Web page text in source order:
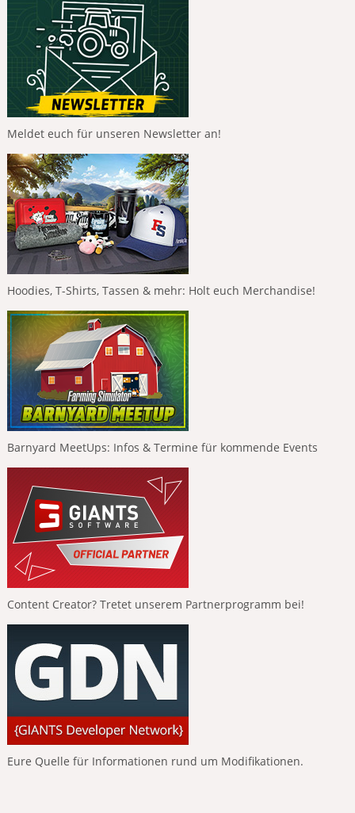
Meldet euch für unseren Newsletter an!
Hoodies, T-Shirts, Tassen & mehr: Holt euch Merchandise!
Barnyard MeetUps: Infos & Termine für kommende Events
Content Creator? Tretet unserem Partnerprogramm bei!
Eure Quelle für Informationen rund um Modifikationen.